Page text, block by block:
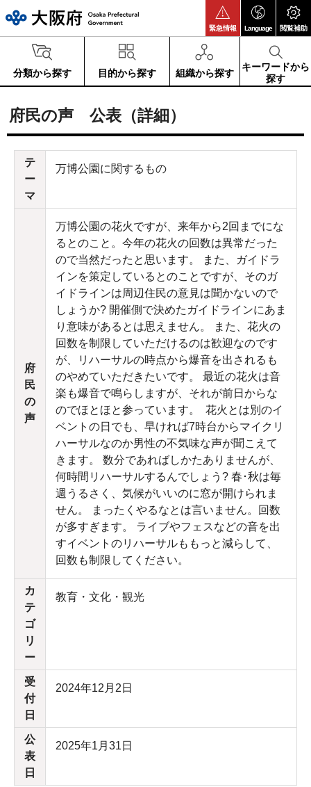
緊急情報 Language 閲覧補助
分類から探す 目的から探す 組織から探す
キーワードから
探す
府民の声 公表（詳細）
テ
ー
マ
万博公園に関するもの
府
民
の
声
万博公園の花火ですが、来年から2回までにな
るとのこと。今年の花火の回数は異常だった
ので当然だったと思います。 また、ガイドラ
インを策定しているとのことですが、そのガ
イドラインは周辺住民の意見は聞かないので
しょうか? 開催側で決めたガイドラインにあま
り意味があるとは思えません。 また、花火の
回数を制限していただけるのは歓迎なのです
が、リハーサルの時点から爆音を出されるも
のやめていただきたいです。 最近の花火は音
楽も爆音で鳴らしますが、それが前日からな
のでほとほと参っています。 花火とは別のイ
ベントの日でも、早ければ7時台からマイクリ
ハーサルなのか男性の不気味な声が聞こえて
きます。 数分であればしかたありませんが、
何時間リハーサルするんでしょう? 春･秋は毎
週うるさく、気候がいいのに窓が開けられま
せん。 まったくやるなとは言いません。回数
が多すぎます。 ライブやフェスなどの音を出
すイベントのリハーサルももっと減らして、
回数も制限してください。
カ
テ
ゴ
リ
ー
教育・文化・観光
受
付
日
2024年12月2日
公
表
日
2025年1月31日